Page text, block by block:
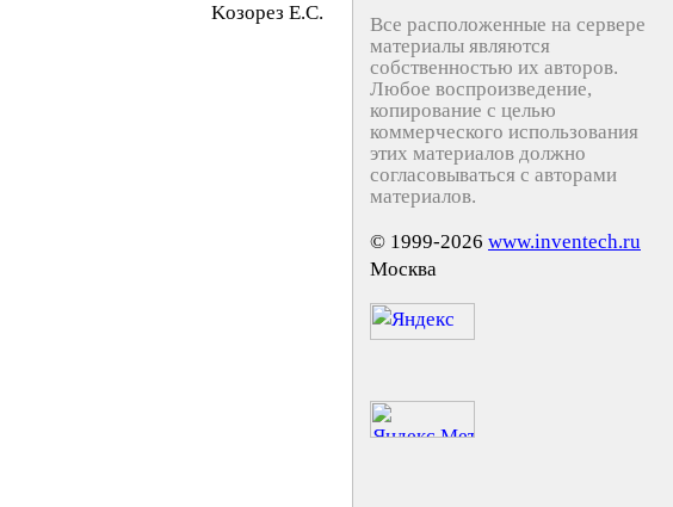
Koзopeз E.C.
Все расположенные на сервере
материалы являются
собственностью их авторов.
Любое воспроизведение,
копирование с целью
коммерческого использования
этих материалов должно
согласовываться с авторами
материалов.
© 1999-2026 www.inventech.ru
Москва